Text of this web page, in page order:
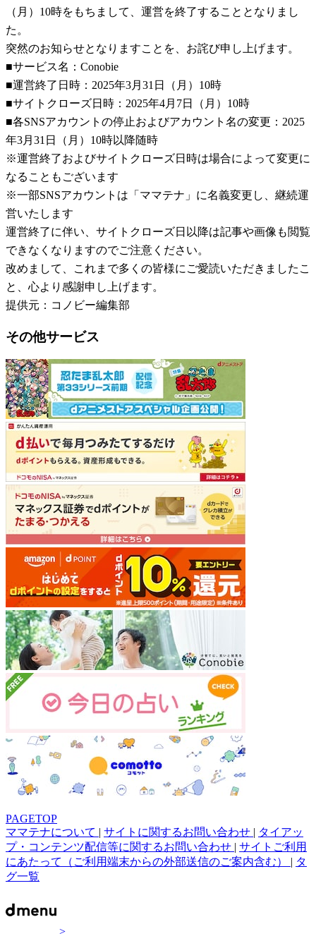
（月）10時をもちまして、運営を終了することとなりまし
た。
突然のお知らせとなりますことを、お詫び申し上げます。
■サービス名：Conobie
■運営終了日時：2025年3月31日（月）10時
■サイトクローズ日時：2025年4月7日（月）10時
■各SNSアカウントの停止およびアカウント名の変更：2025
年3月31日（月）10時以降随時
※運営終了およびサイトクローズ日時は場合によって変更に
なることもございます
※一部SNSアカウントは「ママテナ」に名義変更し、継続運
営いたします
運営終了に伴い、サイトクローズ日以降は記事や画像も閲覧
できなくなりますのでご注意ください。
改めまして、これまで多くの皆様にご愛読いただきましたこ
と、心より感謝申し上げます。
提供元：コノビー編集部
その他サービス
PAGETOP
ママテナについて | サイトに関するお問い合わせ | タイアッ
プ・コンテンツ配信等に関するお問い合わせ | サイトご利用
にあたって（ご利用端末からの外部送信のご案内含む） | タ
グ一覧
>